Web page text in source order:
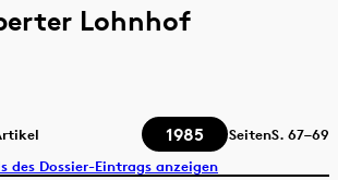
Lohnhof
1985 SeitenS. 67–69
des Dossier-Eintrags anzeigen